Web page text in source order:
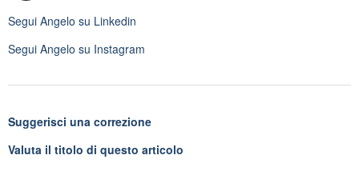
Segui Angelo su Linkedin
Segui Angelo su Instagram
Suggerisci una correzione
Valuta il titolo di questo articolo